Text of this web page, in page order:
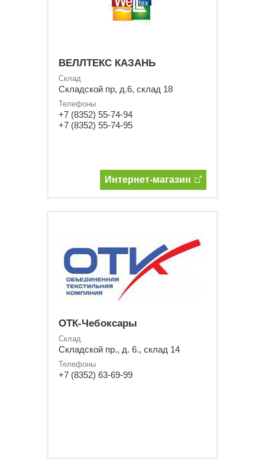
ВЕЛЛТЕКС КАЗАНЬ
Склад
Складской пр, д.6, склад 18
Телефоны
+7 (8352) 55-74-94
+7 (8352) 55-74-95
Интернет-магазин
ОТК-Чебоксары
Склад
Складской пр., д. 6., склад 14
Телефоны
+7 (8352) 63-69-99